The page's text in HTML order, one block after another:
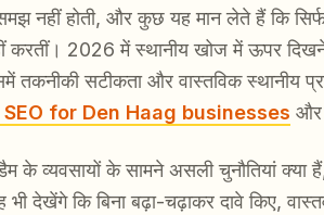
नहीं होती, और कुछ यह मान लेते हैं कि
करतीं। 2026 में स्थानीय खोज में ऊपर
तकनीकी सटीकता और वास्तविक स्थानीय
for Den Haag businesses और
के व्यवसायों के सामने असली चुनौतियां
भी देखेंगे कि बिना बढ़ा-चढ़ाकर दावे किए,